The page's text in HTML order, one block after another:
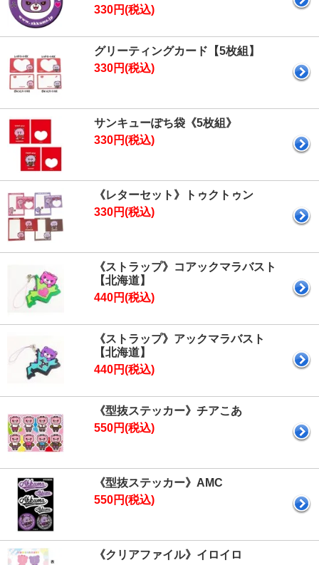
330円(税込)
グリーティングカード【5枚組】
330円(税込)
サンキューぽち袋《5枚組》
330円(税込)
《レターセット》トゥクトゥン
330円(税込)
《ストラップ》コアックマラバスト
【北海道】
440円(税込)
《ストラップ》アックマラバスト
【北海道】
440円(税込)
《型抜ステッカー》チアこあ
550円(税込)
《型抜ステッカー》AMC
550円(税込)
《クリアファイル》イロイロ